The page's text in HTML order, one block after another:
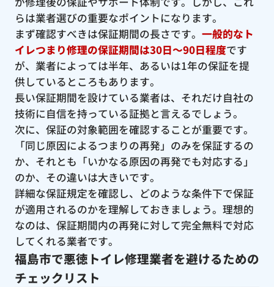
らは業者選びの重要なポイントになります。
まず確認すべきは保証期間の長さです。 一般的なト
イレつまり修理の保証期間は30日〜90日程度です
が、業者によっては半年、あるいは1年の保証を提
供しているところもあります。
長い保証期間を設けている業者は、それだけ自社の
技術に自信を持っている証拠と言えるでしょう。
次に、保証の対象範囲を確認することが重要です。
「同じ原因によるつまりの再発」のみを保証するの
か、それとも「いかなる原因の再発でも対応する」
のか、その違いは大きいです。
詳細な保証規定を確認し、どのような条件下で保証
が適用されるのかを理解しておきましょう。理想的
なのは、保証期間内の再発に対して完全無料で対応
してくれる業者です。
福島市で悪徳トイレ修理業者を避けるための
チェックリスト